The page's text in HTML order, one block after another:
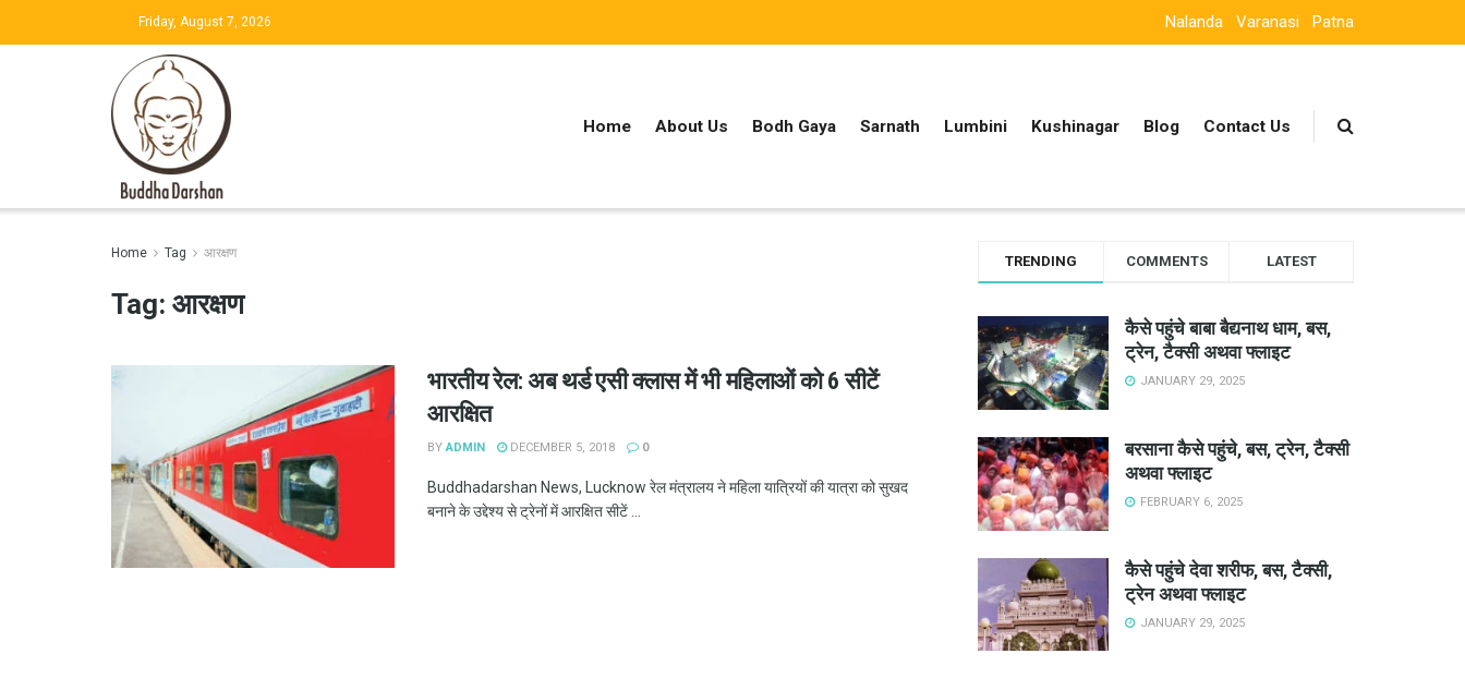
Friday, August 7, 2026 Nalanda Varanasi Patna
Home About Us Bodh Gaya Sarnath Lumbini Kushinagar Blog Contact Us
Home Tag आरक्षण
Tag: आरक्षण
भारतीय रेल: अब थर्ड एसी क्लास में भी महिलाओं को 6 सीटें
आरक्षित
BY ADMIN DECEMBER 5, 2018 0
Buddhadarshan News, Lucknow रेल मंत्रालय ने महिला यात्रियों की यात्रा को सुखद
बनाने के उद्देश्य से ट्रेनों में आरक्षित सीटें ...
TRENDING COMMENTS LATEST
कैसे पहुंचे बाबा बैद्यनाथ धाम, बस,
ट्रेन, टैक्सी अथवा फ्लाइट
JANUARY 29, 2025
बरसाना कैसे पहुंचे, बस, ट्रेन, टैक्सी
अथवा फ्लाइट
FEBRUARY 6, 2025
कैसे पहुंचे देवा शरीफ, बस, टैक्सी,
ट्रेन अथवा फ्लाइट
JANUARY 29, 2025